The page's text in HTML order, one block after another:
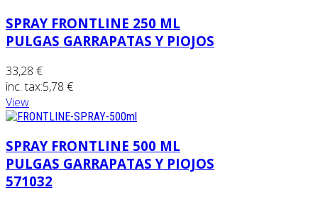
SPRAY FRONTLINE 250 ML
PULGAS GARRAPATAS Y PIOJOS
33,28 €
inc. tax:5,78 €
View
SPRAY FRONTLINE 500 ML
PULGAS GARRAPATAS Y PIOJOS
571032